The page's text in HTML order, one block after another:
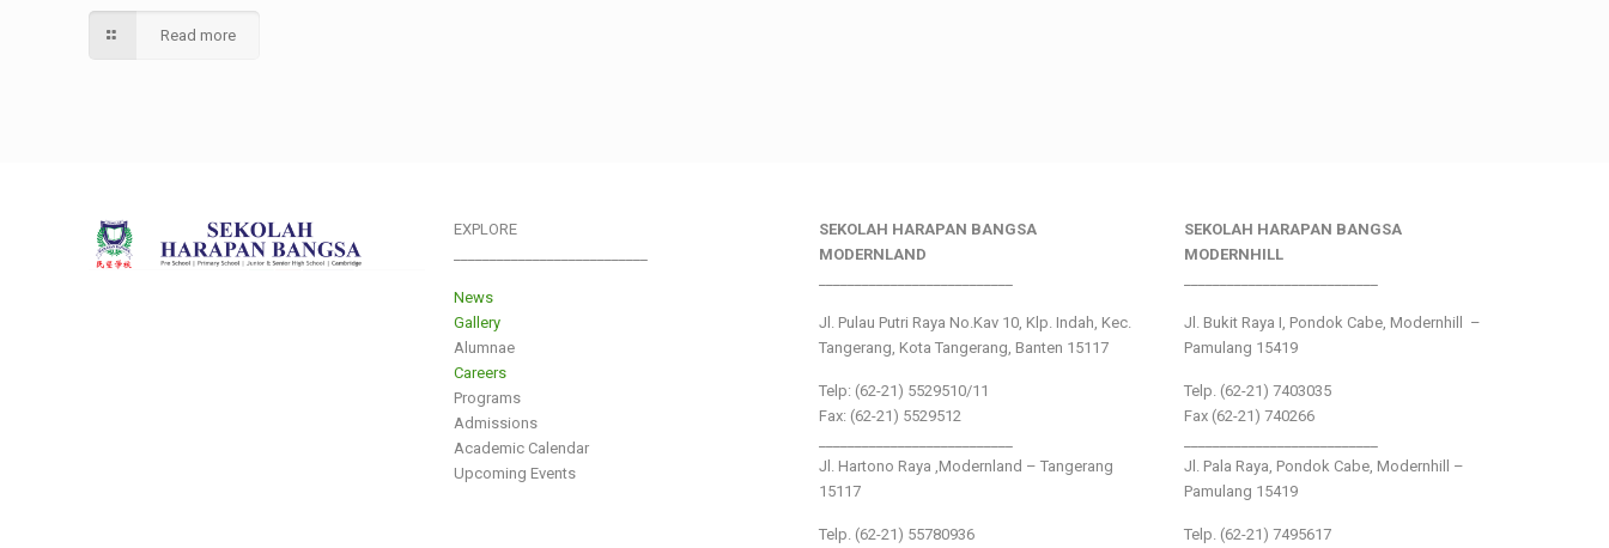
Read more
EXPLORE
News
Gallery
Alumnae
Careers
Programs
Admissions
Academic Calendar
Upcoming Events
SEKOLAH HARAPAN BANGSA
MODERNLAND
Jl. Pulau Putri Raya No.Kav 10, Klp. Indah, Kec.
Tangerang, Kota Tangerang, Banten 15117
Telp: (62-21) 5529510/11
Fax: (62-21) 5529512
Jl. Hartono Raya ,Modernland – Tangerang
15117
Telp. (62-21) 55780936
SEKOLAH HARAPAN BANGSA
MODERNHILL
Jl. Bukit Raya I, Pondok Cabe, Modernhill –
Pamulang 15419
Telp. (62-21) 7403035
Fax (62-21) 740266
Jl. Pala Raya, Pondok Cabe, Modernhill –
Pamulang 15419
Telp. (62-21) 7495617